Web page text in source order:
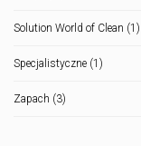
Solution World of Clean (1)
Specjalistyczne (1)
Zapach (3)